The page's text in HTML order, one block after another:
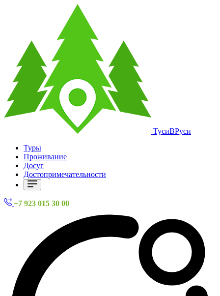
ТусиВРуси
Туры
Проживание
Досуг
Достопримечательности
+7 923 015 30 00